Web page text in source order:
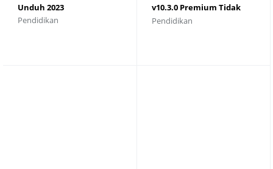
Unduh 2023
Pendidikan
v10.3.0 Premium Tidak
Terkunci
Pendidikan